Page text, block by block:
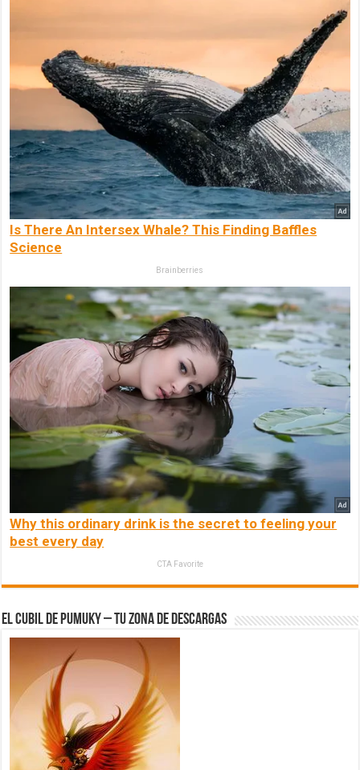
Is There An Intersex Whale? This Finding Baffles
Science
Brainberries
Why this ordinary drink is the secret to feeling your
best every day
CTA Favorite
El Cubil de Pumuky – Tu zona de Descargas